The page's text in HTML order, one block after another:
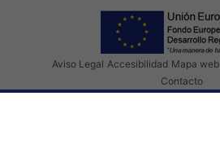
Aviso Legal Accesibilidad Mapa web
Contacto